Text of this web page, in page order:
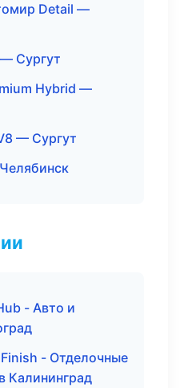
Detail —
Сургут
Hybrid —
— Сургут
- Авто и
- Отделочные
Калининград